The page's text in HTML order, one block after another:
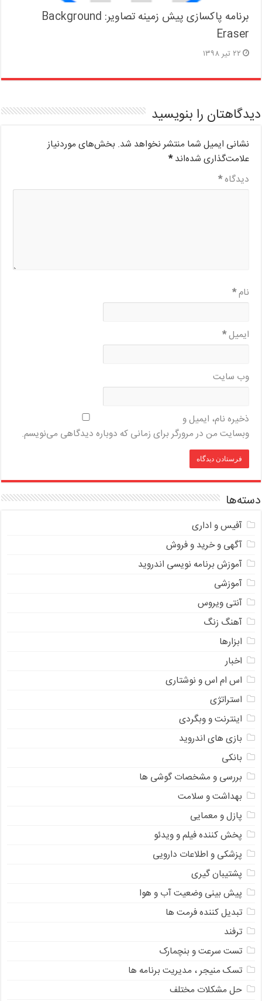
برنامه پاکسازی پیش زمینه تصاویر: Background
Eraser
۲۲ تیر ۱۳۹۸
دیدگاهتان را بنویسید
نشانی ایمیل شما منتشر نخواهد شد. بخش‌های موردنیاز
علامت‌گذاری شده‌اند*
دیدگاه*
نام*
ایمیل*
وب‌ سایت
ذخیره نام، ایمیل و
وبسایت من در مرورگر برای زمانی که دوباره دیدگاهی می‌نویسم.
دسته‌ها
آفیس و اداری
آگهی و خرید و فروش
آموزش برنامه نویسی اندروید
آموزشی
آنتی ویروس
آهنگ زنگ
ابزارها
اخبار
اس ام اس و نوشتاری
استراتژی
اینترنت و وبگردی
بازی های اندروید
بانکی
بررسی و مشخصات گوشی ها
بهداشت و سلامت
پازل و معمایی
پخش کننده فیلم و ویدئو
پزشکی و اطلاعات دارویی
پشتیبان گیری
پیش بینی وضعیت آب و هوا
تبدیل کننده فرمت ها
ترفند
تست سرعت و بنچمارک
تسک منیجر ، مدیریت برنامه ها
حل مشکلات مختلف